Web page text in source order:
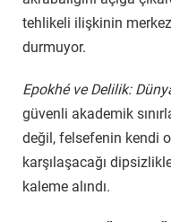
tehlikeli ilişkinin
durmuyor.
Epokhé ve Delilik:
güvenli akademik
değil, felsefenin kendi
karşılaşacağı
kaleme alındı.